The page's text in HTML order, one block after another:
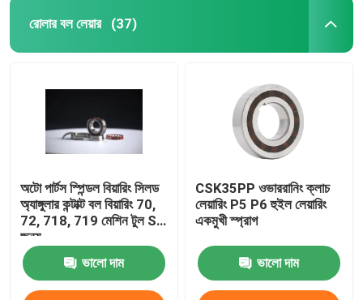
রোলার বল লেয়ার (37)
অটো পার্টস স্পিন্ডল বিয়ারিং সিলড
অ্যাঙ্গুলার কন্টাক্ট বল বিয়ারিং 70,
72, 718, 719 মেশিন টুল Sp
জন্য
ভালো দাম
CSK35PP ওভাররানিং ক্লাচ
লেয়ারিং P5 P6 হুইল লেয়ারিং
একমুখী স্প্রাগ
ভালো দাম